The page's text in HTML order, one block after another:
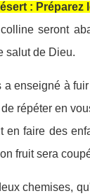
: Préparez
seront
salut de Dieu.
enseigné à
répéter en
faire des
fruit sera
chemises,